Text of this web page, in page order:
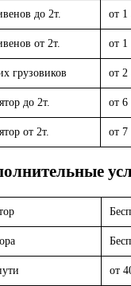
до 2т. от 1
от 2т. от 1
грузовиков от 2
до 2т. от 6
от 2т. от 7
от